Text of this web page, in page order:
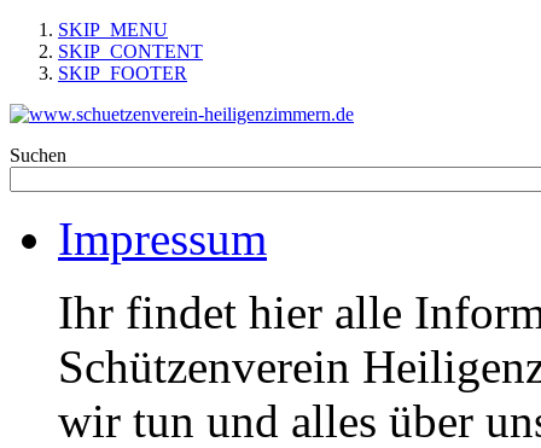
SKIP_MENU
SKIP_CONTENT
SKIP_FOOTER
Suchen
Impressum
Ihr findet hier alle
Schützenverein
wir tun und alles über